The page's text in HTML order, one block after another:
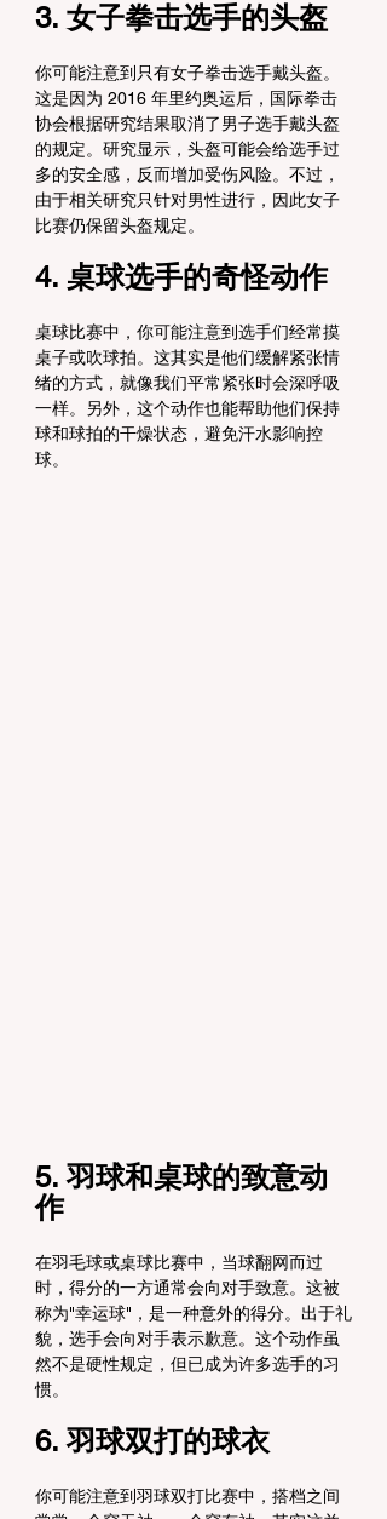
3. 女子拳击选手的头盔
你可能注意到只有女子拳击选手戴头盔。
这是因为 2016 年里约奥运后，国际拳击
协会根据研究结果取消了男子选手戴头盔
的规定。研究显示，头盔可能会给选手过
多的安全感，反而增加受伤风险。不过，
由于相关研究只针对男性进行，因此女子
比赛仍保留头盔规定。
4. 桌球选手的奇怪动作
桌球比赛中，你可能注意到选手们经常摸
桌子或吹球拍。这其实是他们缓解紧张情
绪的方式，就像我们平常紧张时会深呼吸
一样。另外，这个动作也能帮助他们保持
球和球拍的干燥状态，避免汗水影响控
球。
5. 羽球和桌球的致意动
作
在羽毛球或桌球比赛中，当球翻网而过
时，得分的一方通常会向对手致意。这被
称为"幸运球"，是一种意外的得分。出于礼
貌，选手会向对手表示歉意。这个动作虽
然不是硬性规定，但已成为许多选手的习
惯。
6. 羽球双打的球衣
你可能注意到羽球双打比赛中，搭档之间